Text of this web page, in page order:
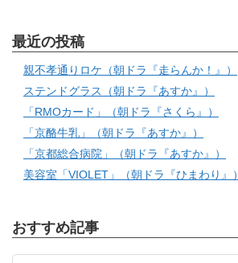
最近の投稿
親不孝通りロケ（朝ドラ『走らんか！』）
ステンドグラス（朝ドラ『あすか』）
「RMOカード」（朝ドラ『さくら』）
「京酪牛乳」（朝ドラ『あすか』）
「京都総合病院」（朝ドラ『あすか』）
美容室「VIOLET」（朝ドラ『ひまわり』）
おすすめ記事